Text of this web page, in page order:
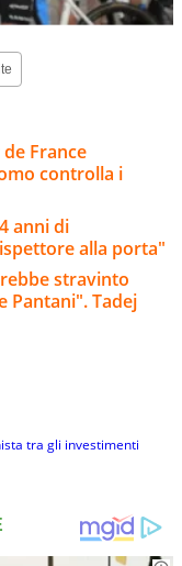
France
controlla i
anni di
alla porta"
stravinto
Pantani". Tadej
tra gli investimenti